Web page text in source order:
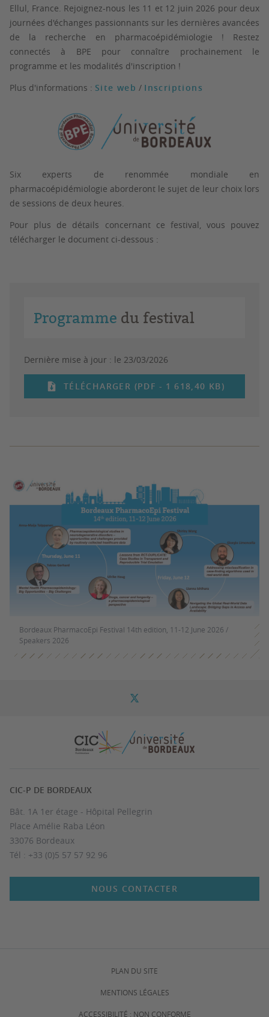
Ellul, France. Rejoignez-nous les 11 et 12 juin 2026 pour deux
journées d'échanges passionnants sur les dernières avancées
de la recherche en pharmacoépidémiologie ! Restez
connectés à BPE pour connaître prochainement le
programme et les modalités d'inscription !
Plus d'informations : Site web / Inscriptions
Six experts de renommée mondiale en
pharmacoépidémiologie aborderont le sujet de leur choix lors
de sessions de deux heures.
Pour plus de détails concernant ce festival, vous pouvez
télécharger le document ci-dessous :
Programme du festival
Dernière mise à jour : le 23/03/2026
TÉLÉCHARGER (PDF - 1 618,40 KB)
Bordeaux PharmacoEpi Festival 14th edition, 11-12 June 2026 /
Speakers 2026
CIC-P DE BORDEAUX
Bât. 1A 1er étage - Hôpital Pellegrin
Place Amélie Raba Léon
33076 Bordeaux
Tél : +33 (0)5 57 57 92 96
NOUS CONTACTER
PLAN DU SITE
MENTIONS LÉGALES
ACCESSIBILITÉ : NON CONFORME